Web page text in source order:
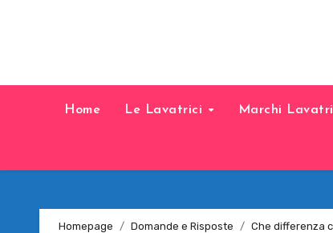
Home Le Lavatrici Marchi
Homepage Domande e Risposte Che differenza